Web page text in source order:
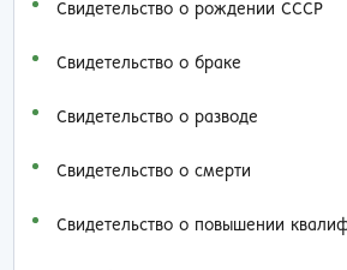
Свидетельство о рождении СССР
Свидетельство о браке
Свидетельство о разводе
Свидетельство о смерти
Свидетельство о повышении